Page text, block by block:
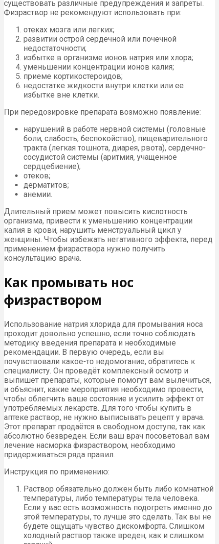
существовать различные предупреждения и запреты.
Физраствор не рекомендуют использовать при:
отеках мозга или легких;
развитии острой сердечной или почечной
недостаточности;
избытке в организме ионов натрия или хлора;
уменьшении концентрации ионов калия;
приеме кортикостероидов;
недостатке жидкости внутри клетки или ее
избытке вне клетки.
При передозировке препарата возможно появление:
нарушений в работе нервной системы (головные
боли, слабость, беспокойство), пищеварительного
тракта (легкая тошнота, диарея, рвота), сердечно-
сосудистой системы (аритмия, учащенное
сердцебиение);
отеков;
дерматитов;
анемии.
Длительный прием может повысить кислотность
организма, привести к уменьшению концентрации
калия в крови, нарушить менструальный цикл у
женщины. Чтобы избежать негативного эффекта, перед
применением физраствора нужно получить
консультацию врача.
Как промывать нос
физраствором
Использование натрия хлорида для промывания носа
проходит довольно успешно, если точно соблюдать
методику введения препарата и необходимые
рекомендации. В первую очередь, если вы
почувствовали какое-то недомогание, обратитесь к
специалисту. Он проведёт комплексный осмотр и
выпишет препараты, которые помогут вам вылечиться,
и объяснит, какие мероприятия необходимо провести,
чтобы облегчить ваше состояние и усилить эффект от
употребляемых лекарств. Для того чтобы купить в
аптеке раствор, не нужно выписывать рецепт у врача.
Этот препарат продаётся в свободном доступе, так как
абсолютно безвреден. Если ваш врач посоветовал вам
лечение насморка физраствором, необходимо
придерживаться ряда правил.
Инструкция по применению:
Раствор обязательно должен быть либо комнатной
температуры, либо температуры тела человека.
Если у вас есть возможность подогреть именно до
этой температуры, то лучше это сделать. Так вы не
будете ощущать чувство дискомфорта. Слишком
холодный раствор также вреден, как и слишком